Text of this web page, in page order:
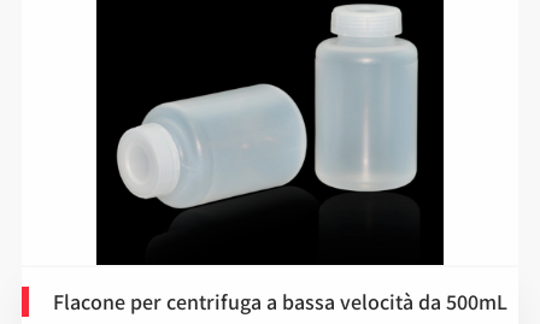
Flacone per centrifuga a bassa velocità da 500mL